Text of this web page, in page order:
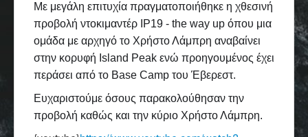
Με μεγάλη επιτυχία πραγματοποιήθηκε η χθεσινή
προβολή ντοκιμαντέρ IP19 - the way up όπου μια
ομάδα με αρχηγό το Χρήστο Λάμπρη αναβαίνει
στην κορυφή Island Peak ενώ προηγουμένος έχει
περάσει από το Base Camp του Έβερεστ.
Ευχαριστούμε όσους παρακολούθησαν την
προβολή καθώς και την κύριο Χρήστο Λάμπρη.